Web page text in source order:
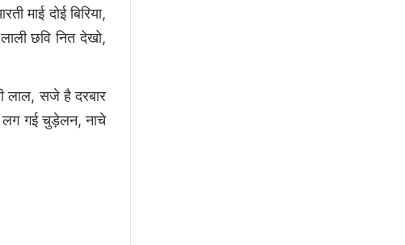
माई दोई बिरिया,
छवि नित देखो,
लाल, सजे है दरबार
लग गई चुड़ेलन, नाचे